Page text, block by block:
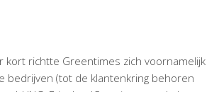
kort richtte Greentimes zich voornamelijk
bedrijven (tot de klantenkring behoren